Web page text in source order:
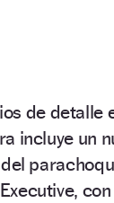
de detalle
incluye un